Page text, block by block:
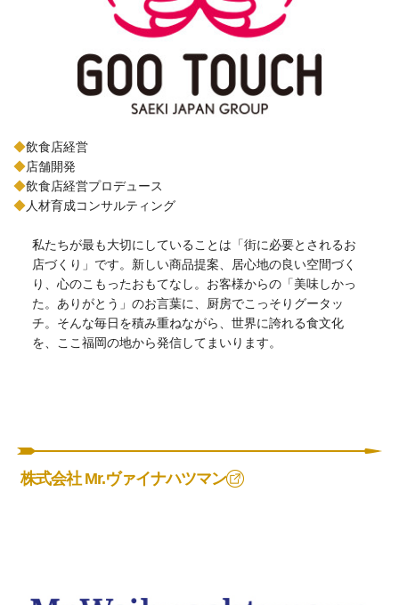
◆飲食店経営
◆店舗開発
◆飲食店経営プロデュース
◆人材育成コンサルティング
私たちが最も大切にしていることは「街に必要とされるお
店づくり」です。新しい商品提案、居心地の良い空間づく
り、心のこもったおもてなし。お客様からの「美味しかっ
た。ありがとう」のお言葉に、厨房でこっそりグータッ
チ。そんな毎日を積み重ねながら、世界に誇れる食文化
を、ここ福岡の地から発信してまいります。
株式会社 Mr.ヴァイナハツマン